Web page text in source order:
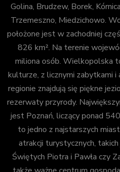
Golina, Brudzew, Borek,
Trzemeszno, Miedzichowo.
położone jest w zachodniej
826 km². Na terenie
miliona osób. Wielkopolska
kulturze, z licznymi zabytkami
regionie znajdują się piękne
rezerwaty przyrody.
jest Poznań, liczący ponad
to jedno z najstarszych
atrakcji turystycznych,
Świętych Piotra i Pawła czy